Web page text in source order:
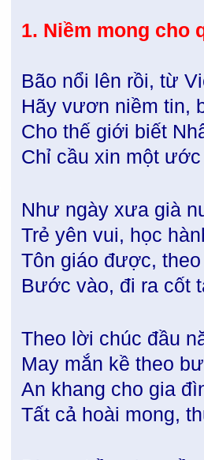
1. Niềm mong cho
Bão nổi lên rồi, từ
Hãy vươn niềm tin,
Cho thế giới biết
Chỉ cầu xin một
Như ngày xưa già
Trẻ yên vui, học
Tôn giáo được,
Bước vào, đi ra cốt
Theo lời chúc đầu
May mắn kề theo
An khang cho gia
Tất cả hoài mong,